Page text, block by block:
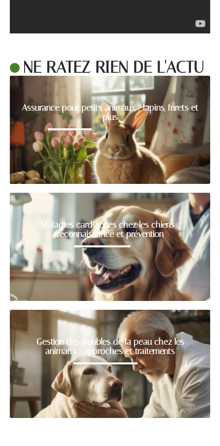
NE RATEZ RIEN DE L'ACTU
Assurance pour petits animaux : lapins, furets et
plus
Maladies cardiaques chez les chiens :
reconnaissance et prévention
Gestion des troubles de la peau chez les
animaux : approches et traitements